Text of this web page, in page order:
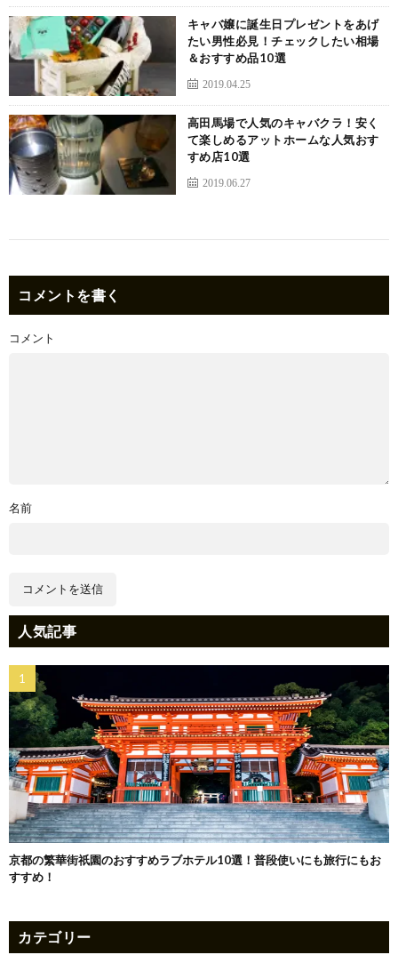
キャバ嬢に誕生日プレゼントをあげ
たい男性必見！チェックしたい相場
＆おすすめ品10選
2019.04.25
高田馬場で人気のキャバクラ！安く
て楽しめるアットホームな人気おす
すめ店10選
2019.06.27
コメントを書く
コメント
名前
人気記事
京都の繁華街祇園のおすすめラブホテル10選！普段使いにも旅行にもお
すすめ！
カテゴリー